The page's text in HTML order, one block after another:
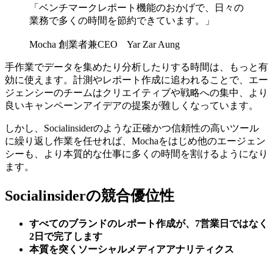
「ベンチマークレポート機能のおかげで、日々の
業務で多くの時間を節約できています。」
Mocha 創業者兼CEO Yar Zar Aung
手作業でデータを集めたり分析したりする時間は、もっと有
効に使えます。計測やレポート作成に追われることで、エー
ジェンシーのチームはクリエイティブや戦略への集中、より
良いキャンペーンアイデアの提案が難しくなっています。
しかし、Socialinsiderのような正確かつ信頼性の高いツール
に繰り返し作業を任せれば、Mochaをはじめ他のエージェン
シーも、より本質的な仕事に多くの時間を割けるようになり
ます。
Socialinsiderの競合優位性
すべてのブランドのレポート作成が、7営業日ではなく
2日で完了します
本質を突くソーシャルメディアアナリティクス